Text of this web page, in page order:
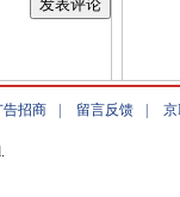
告招商 留言反馈 京